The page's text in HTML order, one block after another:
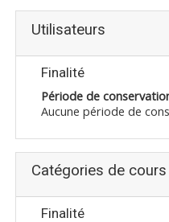
Utilisateurs
Finalité
Période de
Aucune période de
Catégories de cours
Finalité